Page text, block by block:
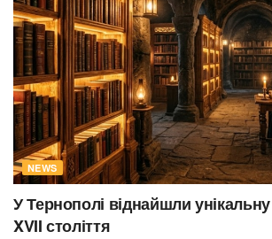
NEWS
У Тернополі віднайшли
XVII століття